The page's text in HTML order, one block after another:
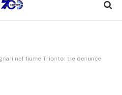
nel fiume Trionto: tre denunce